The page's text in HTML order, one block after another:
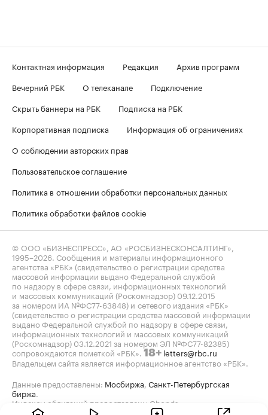
Контактная информация Редакция
Архив программ
Вечерний РБК
О телеканале
Подключение
Скрыть баннеры на РБК
Подписка на РБК
Корпоративная подписка
Информация об ограничениях
О соблюдении авторских прав
Пользовательское соглашение
Политика в отношении обработки персональных данных
Политика обработки файлов cookie
© ООО «БИЗНЕСПРЕСС», АО «РОСБИЗНЕСКОНСАЛТИНГ»,
1995–2026 . Сообщения и материалы информационного
агентства «РБК» (свидетельство о регистрации средства
массовой информации выдано Федеральной службой
по надзору в сфере связи, информационных технологий
и массовых коммуникаций (Роскомнадзор) 09.12.2015
за номером ИА №ФС77-63848) и сетевого издания «РБК»
(свидетельство о регистрации средства массовой информации
выдано Федеральной службой по надзору в сфере связи,
информационных технологий и массовых коммуникаций
(Роскомнадзор) 03.12.2021 за номером ЭЛ №ФС77-82385)
сопровождаются пометкой «РБК». 18+ letters@rbc.ru
Владельцем сайта является информационное агентство «РБК».
Данные предоставлены: Мосбиржа Санкт-Петербургская
биржа
Индексы облигаций предоставлены Cbonds.